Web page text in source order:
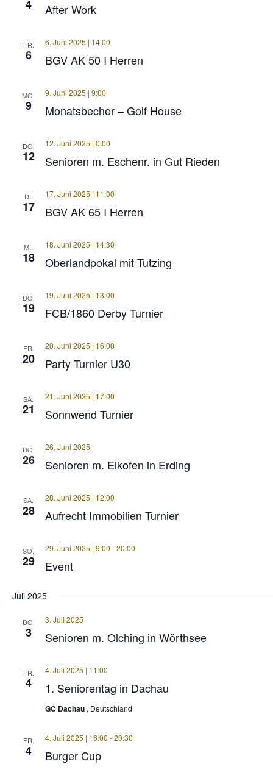
4 After Work
FR.
6 BGV AK 50 I Herren
6. Juni 2025 | 14:00
MO.
9 Monatsbecher – Golf House
9. Juni 2025 | 9:00
DO.
12 Senioren m. Eschenr. in Gut Rieden
12. Juni 2025 | 0:00
DI.
17 BGV AK 65 I Herren
17. Juni 2025 | 11:00
MI.
18 Oberlandpokal mit Tutzing
18. Juni 2025 | 14:30
DO.
19 FCB/1860 Derby Turnier
19. Juni 2025 | 13:00
FR.
20 Party Turnier U30
20. Juni 2025 | 16:00
SA.
21 Sonnwend Turnier
21. Juni 2025 | 17:00
DO.
26 Senioren m. Elkofen in Erding
26. Juni 2025
SA.
28 Aufrecht Immobilien Turnier
28. Juni 2025 | 12:00
SO.
29 Event
29. Juni 2025 | 9:00 -20:00
Juli 2025
DO.
3 Senioren m. Olching in Wörthsee
3. Juli 2025
FR.
4 1. Seniorentag in Dachau
4. Juli 2025 | 11:00
GC Dachau , Deutschland
FR.
4 Burger Cup
4. Juli 2025 | 16:00 -20:30